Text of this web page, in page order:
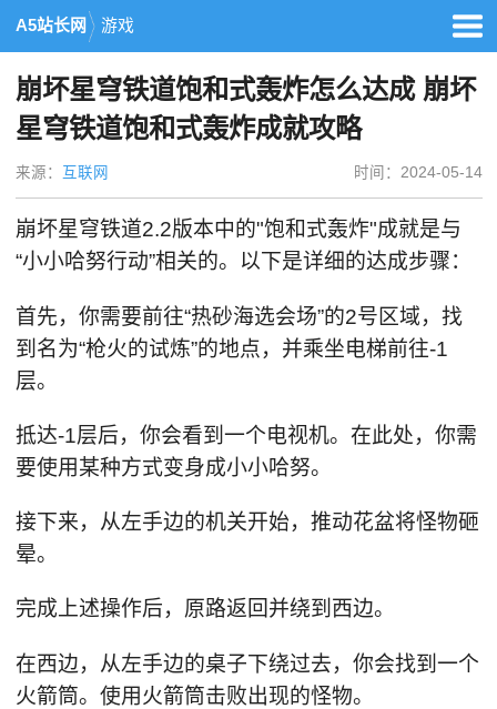
A5站长网 游戏
崩坏星穹铁道饱和式轰炸怎么达成 崩坏
星穹铁道饱和式轰炸成就攻略
来源： 互联网 时间：2024-05-14
崩坏星穹铁道2.2版本中的"饱和式轰炸"成就是与
“小小哈努行动”相关的。以下是详细的达成步骤：
首先，你需要前往“热砂海选会场”的2号区域，找
到名为“枪火的试炼”的地点，并乘坐电梯前往-1
层。
抵达-1层后，你会看到一个电视机。在此处，你需
要使用某种方式变身成小小哈努。
接下来，从左手边的机关开始，推动花盆将怪物砸
晕。
完成上述操作后，原路返回并绕到西边。
在西边，从左手边的桌子下绕过去，你会找到一个
火箭筒。使用火箭筒击败出现的怪物。